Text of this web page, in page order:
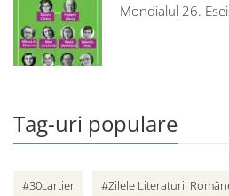
Mondialul 26.
Tag-uri populare
#30cartier #Zilele Literaturii